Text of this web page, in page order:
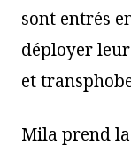
sont entrés
déployer
et
Mila prend la